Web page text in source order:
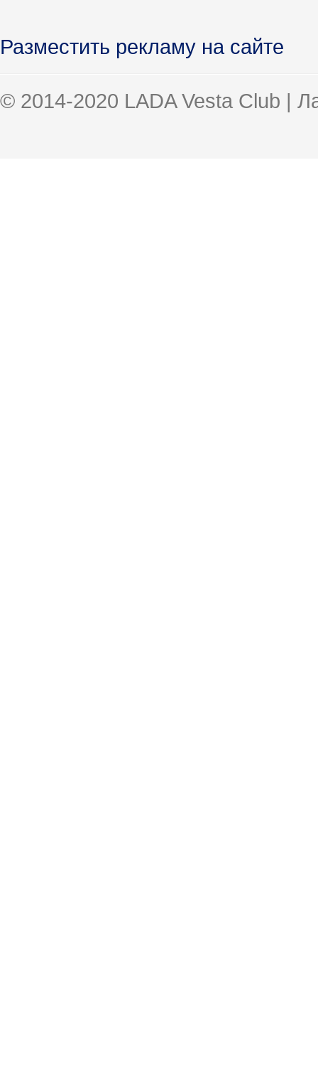
Разместить рекламу на сайте
© 2014-2020 LADA Vesta Club |